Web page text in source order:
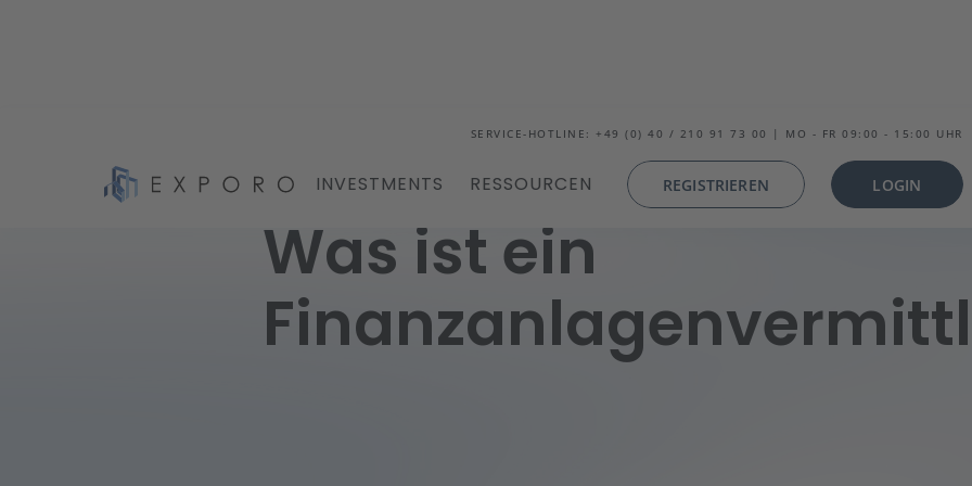
SERVICE-HOTLINE: +49 (0) 40 / 210 91 73 00 | MO - FR 09:00 - 15:00 UHR
INVESTMENTS RESSOURCEN REGISTRIEREN LOGIN
Was ist ein